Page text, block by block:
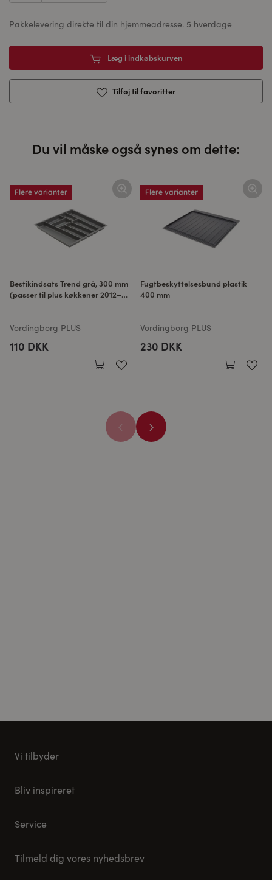
Pakkelevering direkte til din hjemmeadresse. 5 hverdage
Læg i indkøbskurven
Tilføj til favoritter
Du vil måske også synes om dette:
Flere varianter
Bestikindsats Trend grå, 300 mm
(passer til plus køkkener 2012–
Vordingborg PLUS
110 DKK
Flere varianter
Fugtbeskyttelsesbund plastik
400 mm
Vordingborg PLUS
230 DKK
Vi tilbyder
Køkkener
Tilbehør og reservedele
Bliv inspireret
Service
Leveringsmuligheder
Tilmeld dig vores nyhedsbrev